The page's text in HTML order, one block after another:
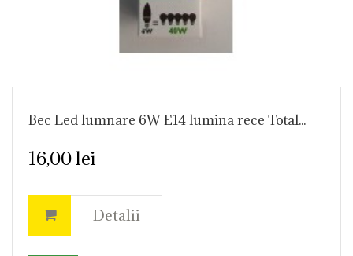
Bec Led lumnare 6W E14 lumina rece Total...
16,00 lei
Detalii